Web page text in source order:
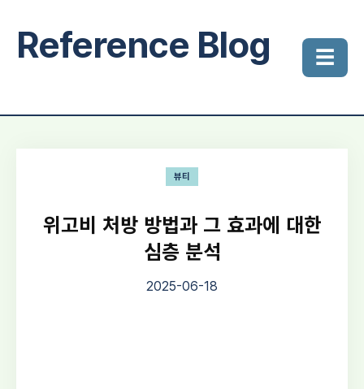
Reference Blog ☰
뷰티
위고비 처방 방법과 그 효과에 대한
심층 분석
2025-06-18